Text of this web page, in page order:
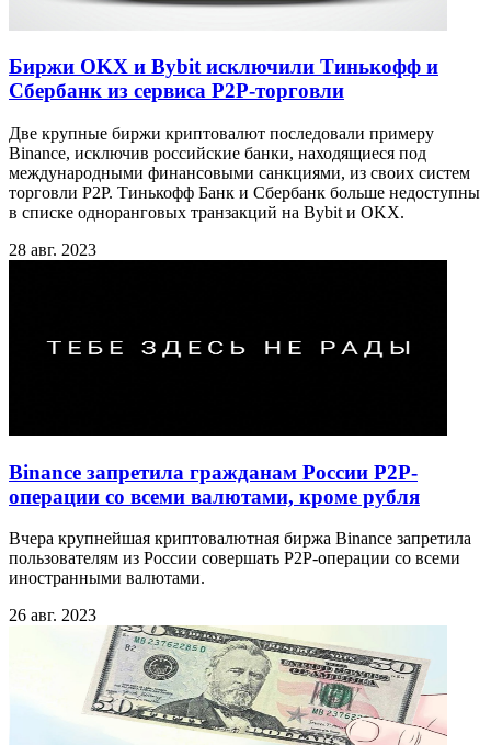
Биржи OKX и Bybit исключили Тинькофф и
Сбербанк из сервиса P2P-торговли
Две крупные биржи криптовалют последовали примеру
Binance, исключив российские банки, находящиеся под
международными финансовыми санкциями, из своих систем
торговли P2P. Тинькофф Банк и Сбербанк больше недоступны
в списке одноранговых транзакций на Bybit и OKX.
28 авг. 2023
Binance запретила гражданам России P2P-
операции со всеми валютами, кроме рубля
Вчера крупнейшая криптовалютная биржа Binance запретила
пользователям из России совершать P2P-операции со всеми
иностранными валютами.
26 авг. 2023